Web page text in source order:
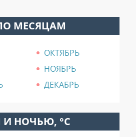
МЕСЯЦАМ
ОКТЯБРЬ
НОЯБРЬ
ДЕКАБРЬ
НОЧЬЮ, °C